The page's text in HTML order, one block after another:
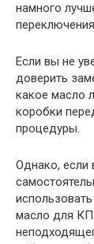
намного
Если вы не
доверить
какое масло
коробки
процедуры.
Однако, если
масло для